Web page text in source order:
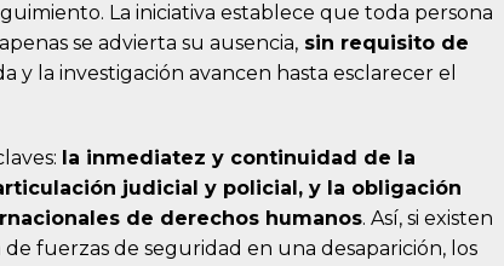
La iniciativa establece que toda persona
se advierta su ausencia, sin requisito de
y la investigación avancen hasta esclarecer el
la inmediatez y continuidad de la
judicial y policial, y la obligación
de derechos humanos. Así, si existen
fuerzas de seguridad en una desaparición, los